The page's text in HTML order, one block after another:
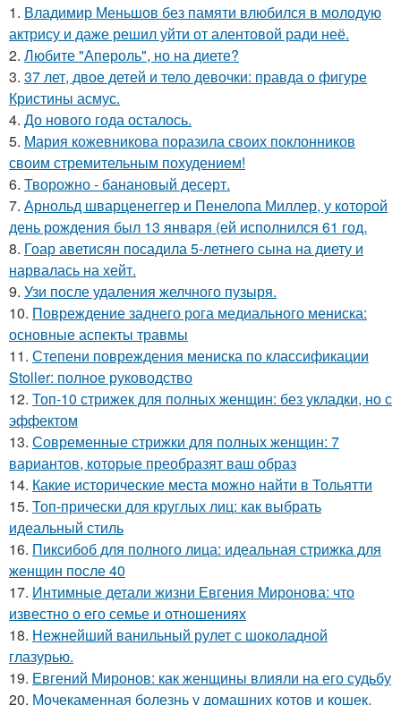
1. Владимир Меньшов без памяти влюбился в молодую
актрису и даже решил уйти от алентовой ради неё.
2. Любите "Апероль", но на диете?
3. 37 лет, двое детей и тело девочки: правда о фигуре
Кристины асмус.
4. До нового года осталось.
5. Мария кожевникова поразила своих поклонников
своим стремительным похудением!
6. Творожно - банановый десерт.
7. Арнольд шварценеггер и Пенелопа Миллер, у которой
день рождения был 13 января (ей исполнился 61 год.
8. Гоар аветисян посадила 5-летнего сына на диету и
нарвалась на хейт.
9. Узи после удаления желчного пузыря.
10. Повреждение заднего рога медиального мениска:
основные аспекты травмы
11. Степени повреждения мениска по классификации
Stoller: полное руководство
12. Топ-10 стрижек для полных женщин: без укладки, но с
эффектом
13. Современные стрижки для полных женщин: 7
вариантов, которые преобразят ваш образ
14. Какие исторические места можно найти в Тольятти
15. Топ-прически для круглых лиц: как выбрать
идеальный стиль
16. Пиксибоб для полного лица: идеальная стрижка для
женщин после 40
17. Интимные детали жизни Евгения Миронова: что
известно о его семье и отношениях
18. Нежнейший ванильный рулет с шоколадной
глазурью.
19. Евгений Миронов: как женщины влияли на его судьбу
20. Мочекаменная болезнь у домашних котов и кошек.